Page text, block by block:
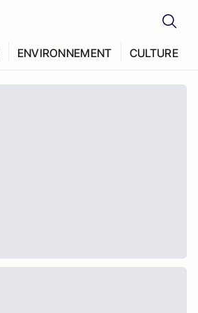
ENVIRONNEMENT CULTURE